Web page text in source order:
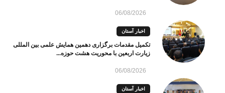
06/08/2026
اخبار آستان
تکمیل مقدمات برگزاری دهمین همایش علمی بین المللی
زیارت اربعین با محوریت هشت حوزه...
06/08/2026
اخبار آستان